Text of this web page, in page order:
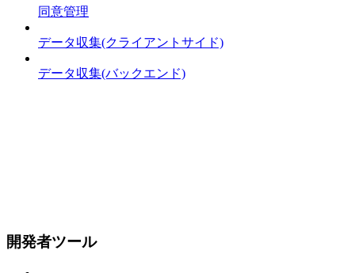
同意管理
データ収集(クライアントサイド)
データ収集(バックエンド)
開発者ツール